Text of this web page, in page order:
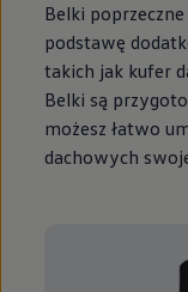
Belki
podstawę
takich jak kufer
Belki są
możesz łatwo
dachowych